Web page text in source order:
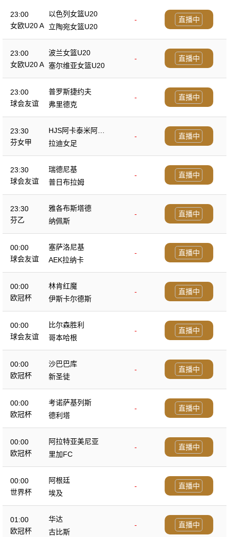
23:00
女欧U20 A
以色列女篮U20
-
立陶宛女篮U20
直播中
23:00
女欧U20 A
波兰女篮U20
-
塞尔维亚女篮U20
直播中
23:00
球会友谊
普罗斯捷约夫
-
弗里德克
直播中
23:30
芬女甲
HJS阿卡泰米阿女
足
-
拉迪女足
直播中
23:30
球会友谊
瑞德尼基
-
普日布拉姆
直播中
23:30
芬乙
雅各布斯塔德
-
纳佩斯
直播中
00:00
球会友谊
塞萨洛尼基
-
AEK拉纳卡
直播中
00:00
欧冠杯
林肯红魔
-
伊斯卡尔德斯
直播中
00:00
球会友谊
比尔森胜利
-
哥本哈根
直播中
00:00
欧冠杯
沙巴巴库
-
新圣徒
直播中
00:00
欧冠杯
考诺萨基列斯
-
德利塔
直播中
00:00
欧冠杯
阿拉特亚美尼亚
-
里加FC
直播中
00:00
世界杯
阿根廷
-
埃及
直播中
01:00
欧冠杯
华达
-
古比斯
直播中